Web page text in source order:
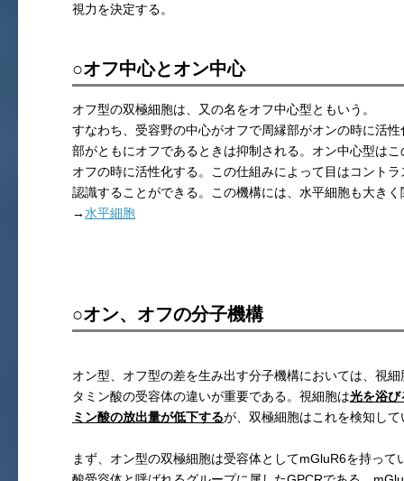
視力を決定する。
○オフ中心とオン中心
オフ型の双極細胞は、又の名をオフ中心型ともいう。
すなわち、受容野の中心がオフで周縁部がオンの時に活
部がともにオフであるときは抑制される。オン中心型は
オフの時に活性化する。この仕組みによって目はコント
認識することができる。この機構には、水平細胞も大きく
→水平細胞
○オン、オフの分子機構
オン型、オフ型の差を生み出す分子機構においては、視
タミン酸の受容体の違いが重要である。視細胞は光を浴び
ミン酸の放出量が低下するが、双極細胞はこれを検知して
まず、オン型の双極細胞は受容体としてmGluR6を持っ